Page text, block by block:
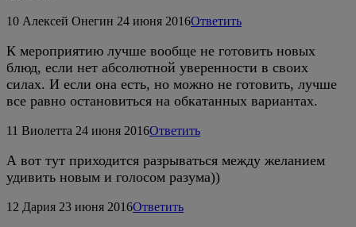
10 Алексей Онегин 24 июня 2016Ответить
К мероприятию лучше вообще не готовить новых
блюд, если нет абсолютной уверенности в своих
силах. И если она есть, но можно не готовить, лучше
все равно остановиться на обкатанных вариантах.
11 Виолетта 24 июня 2016Ответить
А вот тут приходится разрываться между желанием
удивить новым и голосом разума))
12 Дария 23 июня 2016Ответить